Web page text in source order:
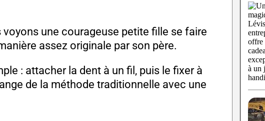
une courageuse petite fille se faire
assez originale par son père.
: attacher la dent à un fil, puis le fixer à
de la méthode traditionnelle avec une